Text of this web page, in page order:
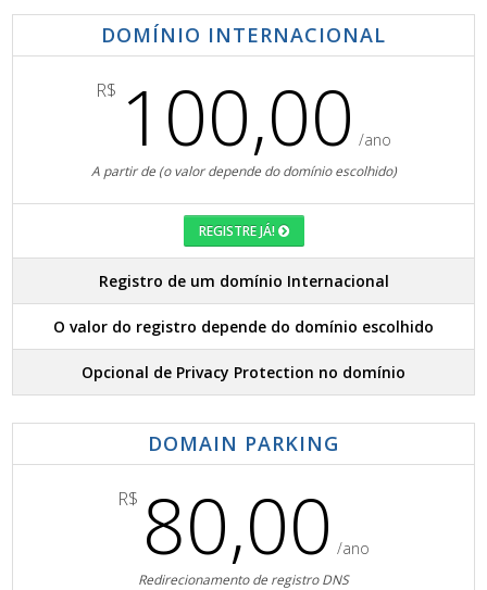
DOMÍNIO INTERNACIONAL
R$ 100,00 /ano
A partir de (o valor depende do domínio escolhido)
REGISTRE JÁ!
Registro de um domínio Internacional
O valor do registro depende do domínio escolhido
Opcional de Privacy Protection no domínio
DOMAIN PARKING
R$ 80,00 /ano
Redirecionamento de registro DNS